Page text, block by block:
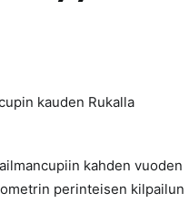
kauden Rukalla
kahden vuoden
perinteisen kilpailun